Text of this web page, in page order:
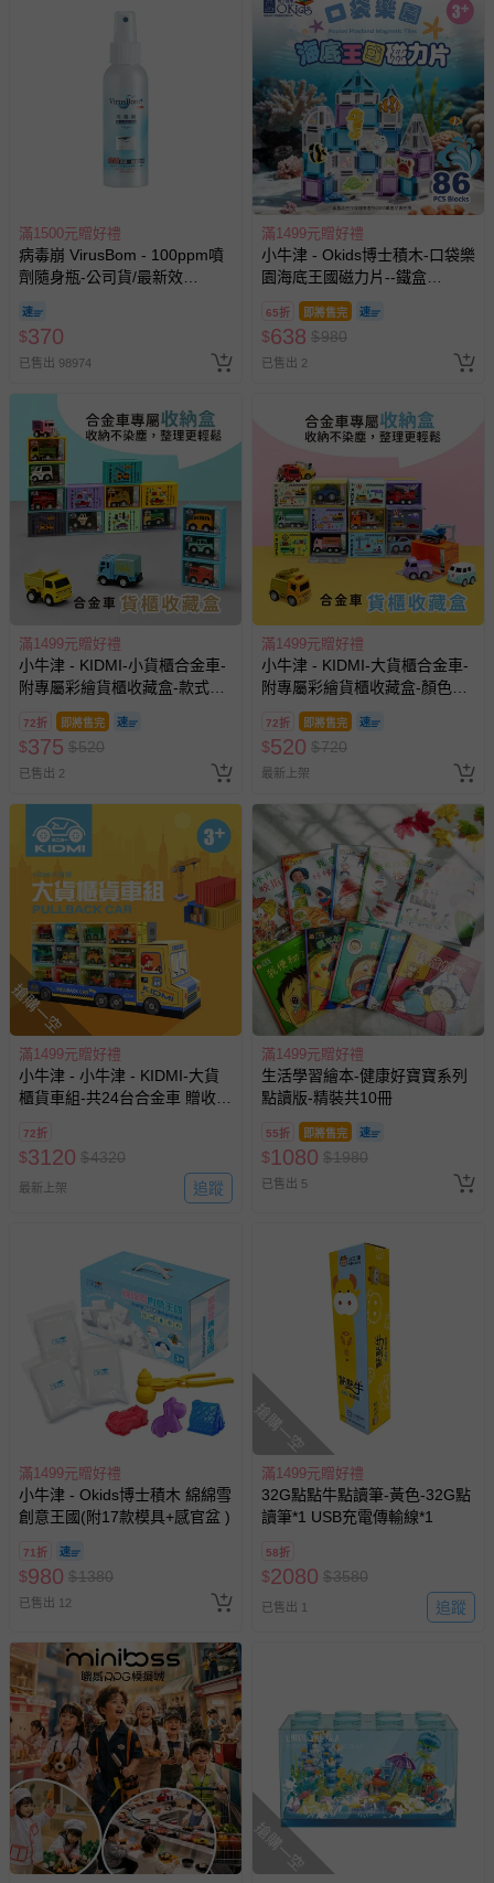
滿1500元贈好禮
病毒崩 VirusBom - 100ppm噴
劑隨身瓶-公司貨/最新效
$370
已售出 98974
滿1499元贈好禮
小牛津 - Okids博士積木-口袋樂
園海底王國磁力片--鐵盒
裝-86pcs(迷你磁力片/STEAM
玩具)
65折 即將售完
$638 $980
已售出 2
滿1499元贈好禮
小牛津 - KIDMI-小貨櫃合金車-
附專屬彩繪貨櫃收藏盒-款式顏
色隨機
72折 即將售完
$375 $520
已售出 2
滿1499元贈好禮
小牛津 - KIDMI-大貨櫃合金車-
附專屬彩繪貨櫃收藏盒-顏色隨
72折 即將售完
$520 $720
最新上架
搶購一空
滿1499元贈好禮
小牛津 - 小牛津 - KIDMI-大貨
櫃貨車組-共24台合金車 贈收藏
72折
$3120 $4320
最新上架 追蹤
滿1499元贈好禮
生活學習繪本-健康好寶寶系列
點讀版-精裝共10冊
55折 即將售完
$1080 $1980
已售出 5
滿1499元贈好禮
小牛津 - Okids博士積木 綿綿雪
創意王國(附17款模具+感官盆 )
71折
$980 $1380
已售出 12
搶購一空
滿1499元贈好禮
32G點點牛點讀筆-黃色-32G點
讀筆*1 USB充電傳輸線*1
58折
$2080 $3580
已售出 1 追蹤
搶購一空